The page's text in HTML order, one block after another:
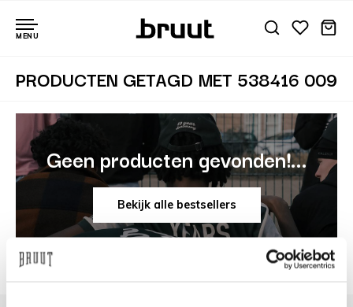
MENU
PRODUCTEN GETAGD MET 538416 009
Geen producten gevonden!...
Bekijk alle bestsellers